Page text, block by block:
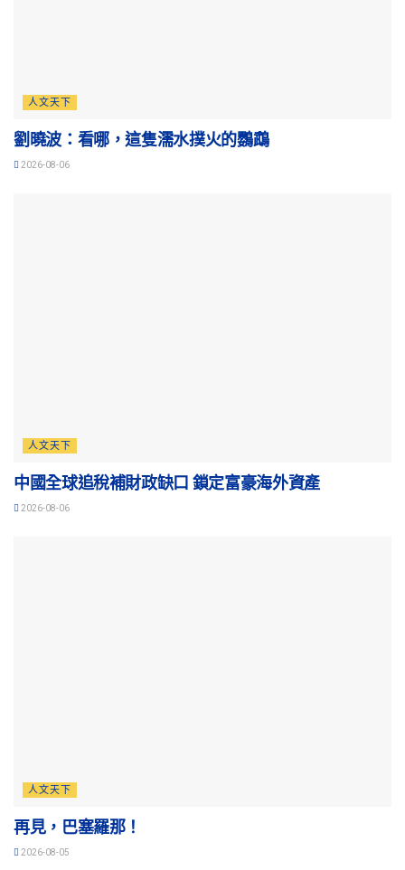
人文天下
劉曉波：看哪，這隻濡水撲火的鸚鵡
2026-08-06
人文天下
中國全球追稅補財政缺口 鎖定富豪海外資產
2026-08-06
人文天下
再見，巴塞羅那！
2026-08-05